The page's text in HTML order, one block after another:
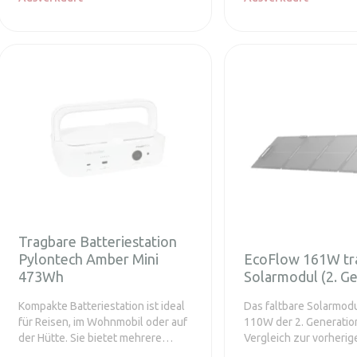
Tragbare Batteriestation
Pylontech Amber Mini
473Wh
Kompakte Batteriestation ist ideal
für Reisen, im Wohnmobil oder auf
der Hütte. Sie bietet mehrere
EcoFlow 161W
Solarmodul (2.
Das faltbare
110W der 2.
Vergleich zur